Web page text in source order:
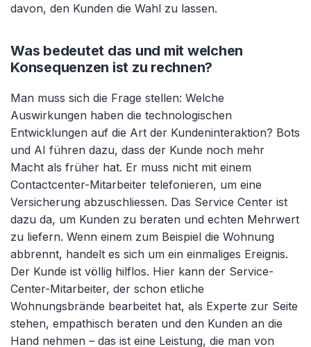
davon, den Kunden die Wahl zu lassen.
Was bedeutet das und mit welchen
Konsequenzen ist zu rechnen?
Man muss sich die Frage stellen: Welche
Auswirkungen haben die technologischen
Entwicklungen auf die Art der Kundeninteraktion? Bots
und AI führen dazu, dass der Kunde noch mehr
Macht als früher hat. Er muss nicht mit einem
Contactcenter-Mitarbeiter telefonieren, um eine
Versicherung abzuschliessen. Das Service Center ist
dazu da, um Kunden zu beraten und echten Mehrwert
zu liefern. Wenn einem zum Beispiel die Wohnung
abbrennt, handelt es sich um ein einmaliges Ereignis.
Der Kunde ist völlig hilflos. Hier kann der Service-
Center-Mitarbeiter, der schon etliche
Wohnungsbrände bearbeitet hat, als Experte zur Seite
stehen, empathisch beraten und den Kunden an die
Hand nehmen – das ist eine Leistung, die man von